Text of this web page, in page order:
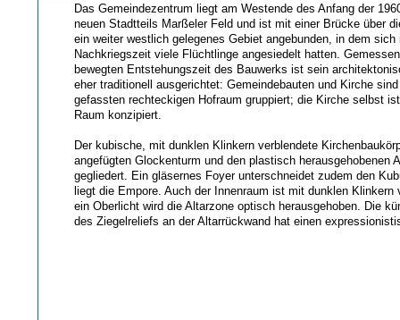
Das Gemeindezentrum liegt am Westende des Anfang der
neuen Stadtteils Marßeler Feld und ist mit einer Brücke über
ein weiter westlich gelegenes Gebiet angebunden, in dem sich
Nachkriegszeit viele Flüchtlinge angesiedelt hatten.
bewegten Entstehungszeit des Bauwerks ist sein
eher traditionell ausgerichtet: Gemeindebauten und Kirche
gefassten rechteckigen Hofraum gruppiert; die Kirche selbst
Raum konzipiert.
Der kubische, mit dunklen Klinkern verblendete
angefügten Glockenturm und den plastisch herausgehobenen
gegliedert. Ein gläsernes Foyer unterschneidet zudem den
liegt die Empore. Auch der Innenraum ist mit dunklen Klinkern
ein Oberlicht wird die Altarzone optisch herausgehoben. Die
des Ziegelreliefs an der Altarrückwand hat einen